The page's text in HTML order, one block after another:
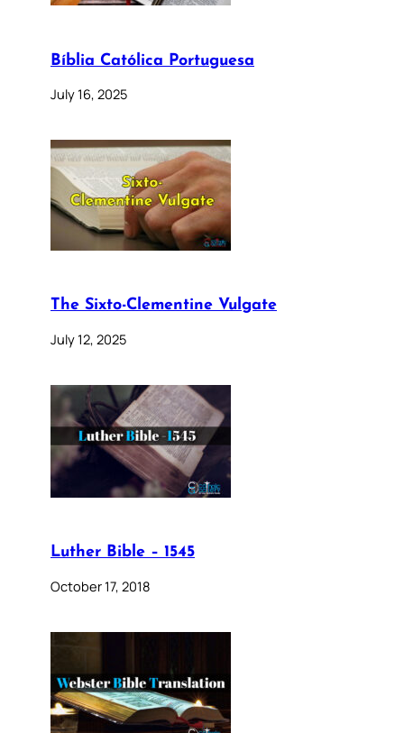
Bíblia Católica Portuguesa
July 16, 2025
The Sixto-Clementine Vulgate
July 12, 2025
Luther Bible – 1545
October 17, 2018